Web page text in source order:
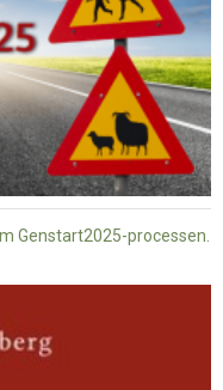
Genstart2025-processen.